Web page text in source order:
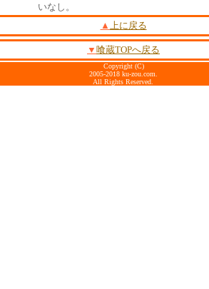
いなし。
▲ 上に戻る
▼ 喰蔵TOPへ戻る
Copyright (C)
2005-2018 ku-zou.com.
All Rights Reserved.